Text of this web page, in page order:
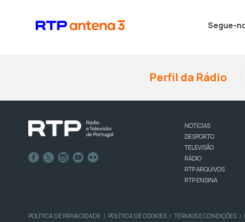
Segue-
Perfil da Rádio
NOTÍCIAS
DESPORTO
TELEVISÃO
RÁDIO
RTP ARQUIVOS
RTP ENSINA
POLÍTICA DE PRIVACIDADE | POLÍTICA DE COOKIES | TERMOS E CONDIÇÕES |